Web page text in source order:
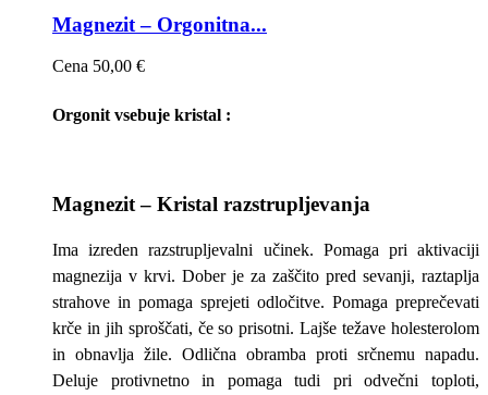
Magnezit – Orgonitna...
Cena 50,00 €
Orgonit vsebuje kristal :
Magnezit – Kristal razstrupljevanja
Ima izreden razstrupljevalni učinek. Pomaga pri aktivaciji
magnezija v krvi. Dober je za zaščito pred sevanji, raztaplja
strahove in pomaga sprejeti odločitve. Pomaga preprečevati
krče in jih sproščati, če so prisotni. Lajše težave holesterolom
in obnavlja žile. Odlična obramba proti srčnemu napadu.
Deluje protivnetno in pomaga tudi pri odvečni toploti,